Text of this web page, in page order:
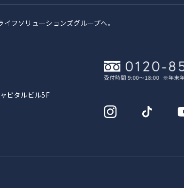
イフソリューションズグループへ。
ピタルビル5F